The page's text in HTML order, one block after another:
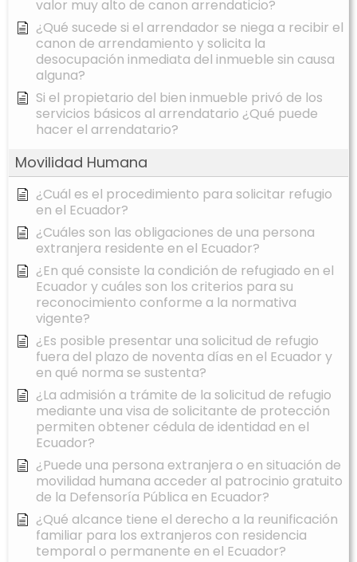
valor muy alto de canon arrendaticio?
¿Qué sucede si el arrendador se niega a recibir el
canon de arrendamiento y solicita la
desocupación inmediata del inmueble sin causa
alguna?
Si el propietario del bien inmueble privó de los
servicios básicos al arrendatario ¿Qué puede
hacer el arrendatario?
Movilidad Humana
¿Cuál es el procedimiento para solicitar refugio
en el Ecuador?
¿Cuáles son las obligaciones de una persona
extranjera residente en el Ecuador?
¿En qué consiste la condición de refugiado en el
Ecuador y cuáles son los criterios para su
reconocimiento conforme a la normativa
vigente?
¿Es posible presentar una solicitud de refugio
fuera del plazo de noventa días en el Ecuador y
en qué norma se sustenta?
¿La admisión a trámite de la solicitud de refugio
mediante una visa de solicitante de protección
permiten obtener cédula de identidad en el
Ecuador?
¿Puede una persona extranjera o en situación de
movilidad humana acceder al patrocinio gratuito
de la Defensoría Pública en Ecuador?
¿Qué alcance tiene el derecho a la reunificación
familiar para los extranjeros con residencia
temporal o permanente en el Ecuador?